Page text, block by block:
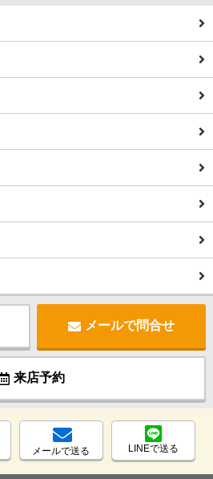
メールで問合せ
来店予約
メールで送る LINEで送る